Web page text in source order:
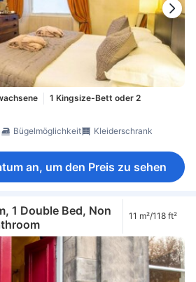
1 Kingsize-Bett oder 2
Bügelmöglichkeit
Kleiderschrank
an, um den Preis zu sehen
1 Double Bed, Non
11 m²/118 ft²